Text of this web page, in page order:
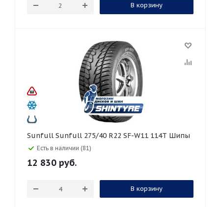
В корзину
Sunfull Sunfull 275/40 R22 SF-W11 114T Шипы
Есть в наличии (81)
12 830 руб.
В корзину